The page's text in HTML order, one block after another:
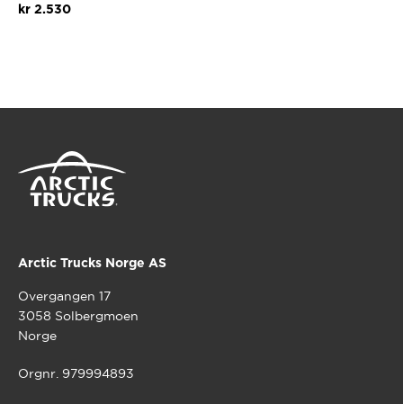
kr2.530
Arctic Trucks Norge AS
Overgangen 17
3058 Solbergmoen
Norge
Orgnr. 979994893